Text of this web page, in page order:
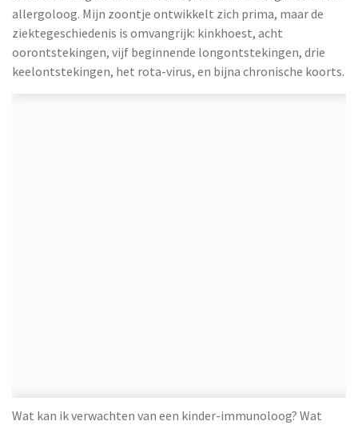
allergoloog. Mijn zoontje ontwikkelt zich prima, maar de
ziektegeschiedenis is omvangrijk: kinkhoest, acht
oorontstekingen, vijf beginnende longontstekingen, drie
keelontstekingen, het rota-virus, en bijna chronische koorts.
Wat kan ik verwachten van een kinder-immunoloog? Wat